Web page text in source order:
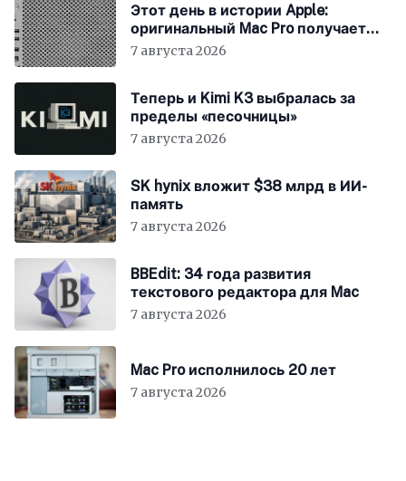
Этот день в истории Apple:
оригинальный Mac Pro получает
мощный процессор Intel
7 августа 2026
Теперь и Kimi K3 выбралась за
пределы «песочницы»
7 августа 2026
SK hynix вложит $38 млрд в ИИ-
память
7 августа 2026
BBEdit: 34 года развития
текстового редактора для Mac
7 августа 2026
Mac Pro исполнилось 20 лет
7 августа 2026